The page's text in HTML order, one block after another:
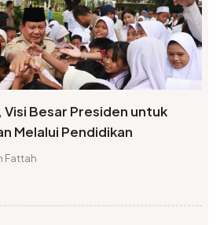
Visi Besar Presiden untuk
Melalui Pendidikan
Fattah